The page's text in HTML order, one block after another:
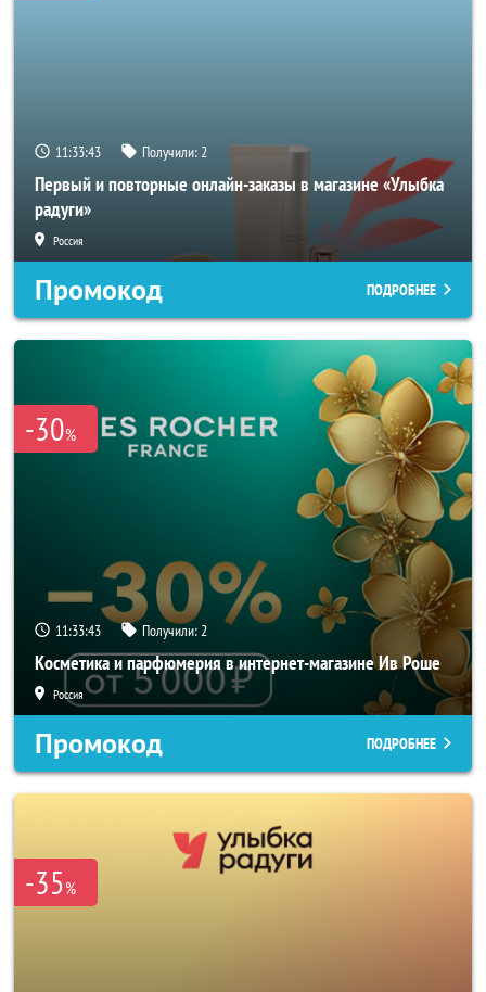
11:33:41 Получили:2
Первый и повторные онлайн-заказы в магазине «Улыбка
радуги»
Россия
Промокод ПОДРОБНЕЕ
-30%
11:33:41 Получили:2
Косметика и парфюмерия в интернет-магазине Ив Роше
Россия
Промокод ПОДРОБНЕЕ
-35%